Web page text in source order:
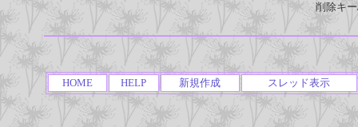
削除キ
HOME HELP 新規作成 スレッド表示